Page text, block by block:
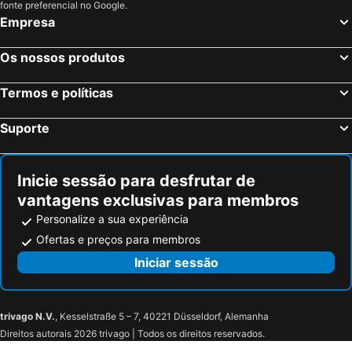
Nova Iorque, Nova York Hotéis
Orlando, Flórida Hotéis
Las Vegas, Nevada Hotéis
Los Angeles, Califórnia Hotéis
fonte preferencial no Google.
Empresa
Os nossos produtos
Termos e políticas
Suporte
Inicie sessão para desfrutar de
vantagens exclusivas para membros
Personalize a sua experiência
Ofertas e preços para membros
Iniciar sessão
trivago N.V., Kesselstraße 5 – 7, 40221 Düsseldorf, Alemanha
Direitos autorais 2026 trivago | Todos os direitos reservados.